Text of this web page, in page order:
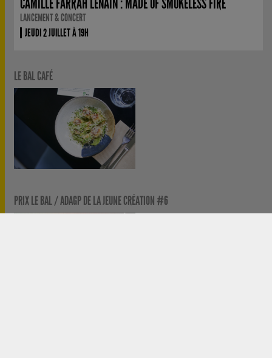
CAMILLE FARRAH LENAIN : MADE OF SMOKELESS FIRE
LANCEMENT & CONCERT
JEUDI 2 JUILLET À 19H
LE BAL CAFÉ
PRIX LE BAL / ADAGP DE LA JEUNE CRÉATION #6